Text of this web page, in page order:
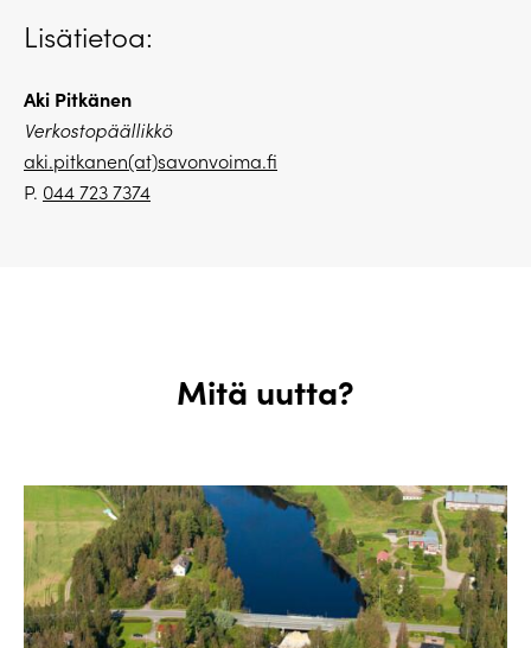
Lisätietoa:
Aki Pitkänen
Verkostopäällikkö
aki.pitkanen(at)savonvoima.fi
P. 044 723 7374
Mitä uutta?